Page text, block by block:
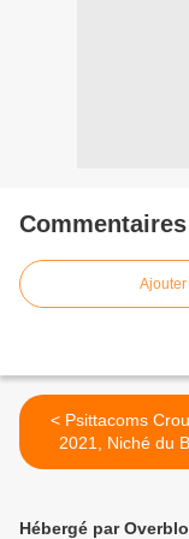
Commentaires
< Psittacoms Croupions
2021, Niché du
Mutation
Hébergé par